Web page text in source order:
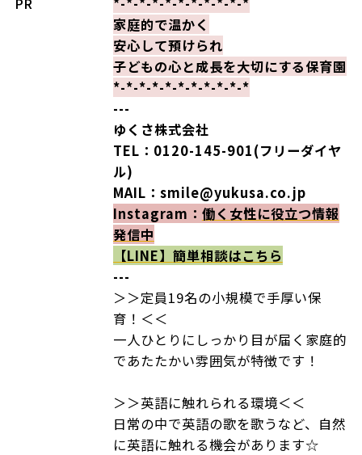
家庭的で温かく
安心して預けられ
子どもの心と成長を大切にする保育園
*-*-*-*-*-*-*-*-*-*-*
---
ゆくさ株式会社
TEL：0120-145-901(フリーダイヤ
ル)
MAIL：smile@yukusa.co.jp
Instagram： 働く女性に役立つ情報
発信中
【LINE】 簡単相談はこちら
---
＞＞定員19名の小規模で手厚い保
育！＜＜
一人ひとりにしっかり目が届く家庭的
であたたかい雰囲気が特徴です！
＞＞英語に触れられる環境＜＜
日常の中で英語の歌を歌うなど、自然
に英語に触れる機会があります☆